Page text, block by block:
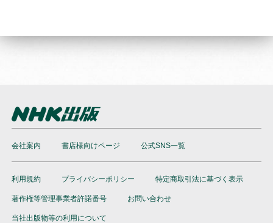
会社案内 書店様向けページ 公式SNS一覧
利用規約 プライバシーポリシー 特定商取引法に基づく表示
著作権等管理事業者許諾番号 お問い合わせ
当社出版物等の利用について